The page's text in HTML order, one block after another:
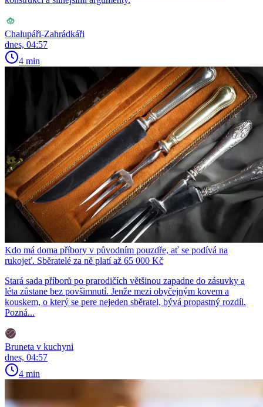
Chalupáři-Zahrádkáři
dnes, 04:57
4 min
Kdo má doma příbory v původním pouzdře, ať se podívá na
rukojeť. Sběratelé za ně platí až 65 000 Kč
Stará sada příborů po prarodičích většinou zapadne do zásuvky a
léta zůstane bez povšimnutí. Jenže mezi obyčejným kovem a
kouskem, o který se pere nejeden sběratel, bývá propastný rozdíl.
Pozná...
Bruneta v kuchyni
dnes, 04:57
4 min